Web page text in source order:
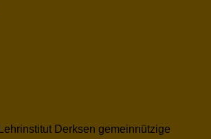
Derksen gemeinnützige